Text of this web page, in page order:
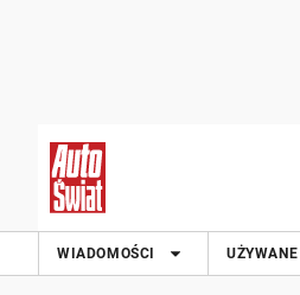
WIADOMOŚCI UŻYWANE